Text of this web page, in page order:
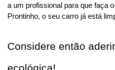
a um profissional para que faça
Prontinho, o seu carro já está
Considere então